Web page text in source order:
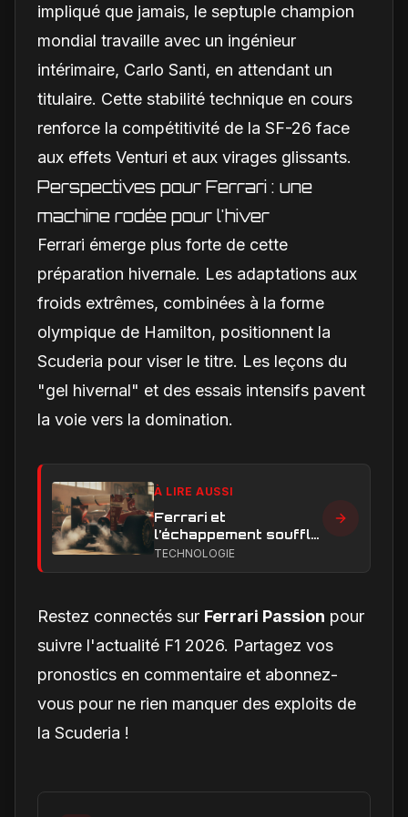
impliqué que jamais, le septuple champion
mondial travaille avec un ingénieur
intérimaire, Carlo Santi, en attendant un
titulaire. Cette stabilité technique en cours
renforce la compétitivité de la SF-26 face
aux effets Venturi et aux virages glissants.
Perspectives pour Ferrari : une
machine rodée pour l'hiver
Ferrari émerge plus forte de cette
préparation hivernale. Les adaptations aux
froids extrêmes, combinées à la forme
olympique de Hamilton, positionnent la
Scuderia pour viser le titre. Les leçons du
"gel hivernal" et des essais intensifs pavent
la voie vers la domination.
À LIRE AUSSI
Ferrari et
l’échappement soufflé
en Formule 1 : le
TECHNOLOGIE
Restez connectés sur Ferrari Passion pour
suivre l'actualité F1 2026. Partagez vos
pronostics en commentaire et abonnez-
vous pour ne rien manquer des exploits de
la Scuderia !